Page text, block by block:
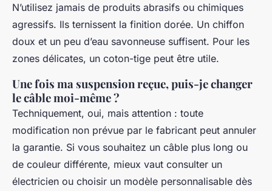
N’utilisez jamais de produits abrasifs ou chimiques
agressifs. Ils ternissent la finition dorée. Un chiffon
doux et un peu d’eau savonneuse suffisent. Pour les
zones délicates, un coton-tige peut être utile.
Une fois ma suspension reçue, puis-je changer
le câble moi-même ?
Techniquement, oui, mais attention : toute
modification non prévue par le fabricant peut annuler
la garantie. Si vous souhaitez un câble plus long ou
de couleur différente, mieux vaut consulter un
électricien ou choisir un modèle personnalisable dès